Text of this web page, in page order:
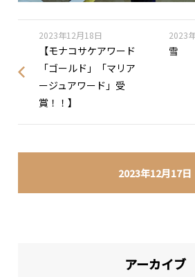
2023年12月17日
2023年12月18日
【モナコサケアワード
「ゴールド」「マリア
ージュアワード」受
賞！！】
2023
雪
アーカイブ